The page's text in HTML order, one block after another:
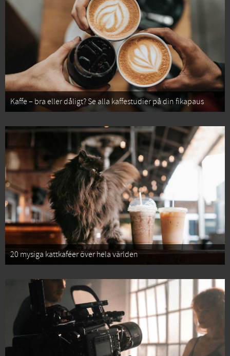
Kaffe – bra eller dåligt? Se alla kaffestudier på din fikapaus
20 mysiga kattkaféer över hela världen